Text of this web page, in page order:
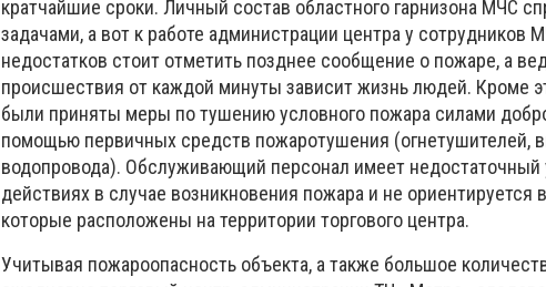
кратчайшие сроки. Личный состав областного гарнизона МЧС
задачами, а вот к работе администрации центра у
недостатков стоит отметить позднее сообщение о пожаре, а
происшествия от каждой минуты зависит жизнь людей. Кроме
были приняты меры по тушению условного пожара силами
помощью первичных средств пожаротушения (огнетушителей,
водопровода). Обслуживающий персонал имеет недостаточный
действиях в случае возникновения пожара и не ориентируется
которые расположены на территории торгового центра.
Учитывая пожароопасность объекта, а также большое